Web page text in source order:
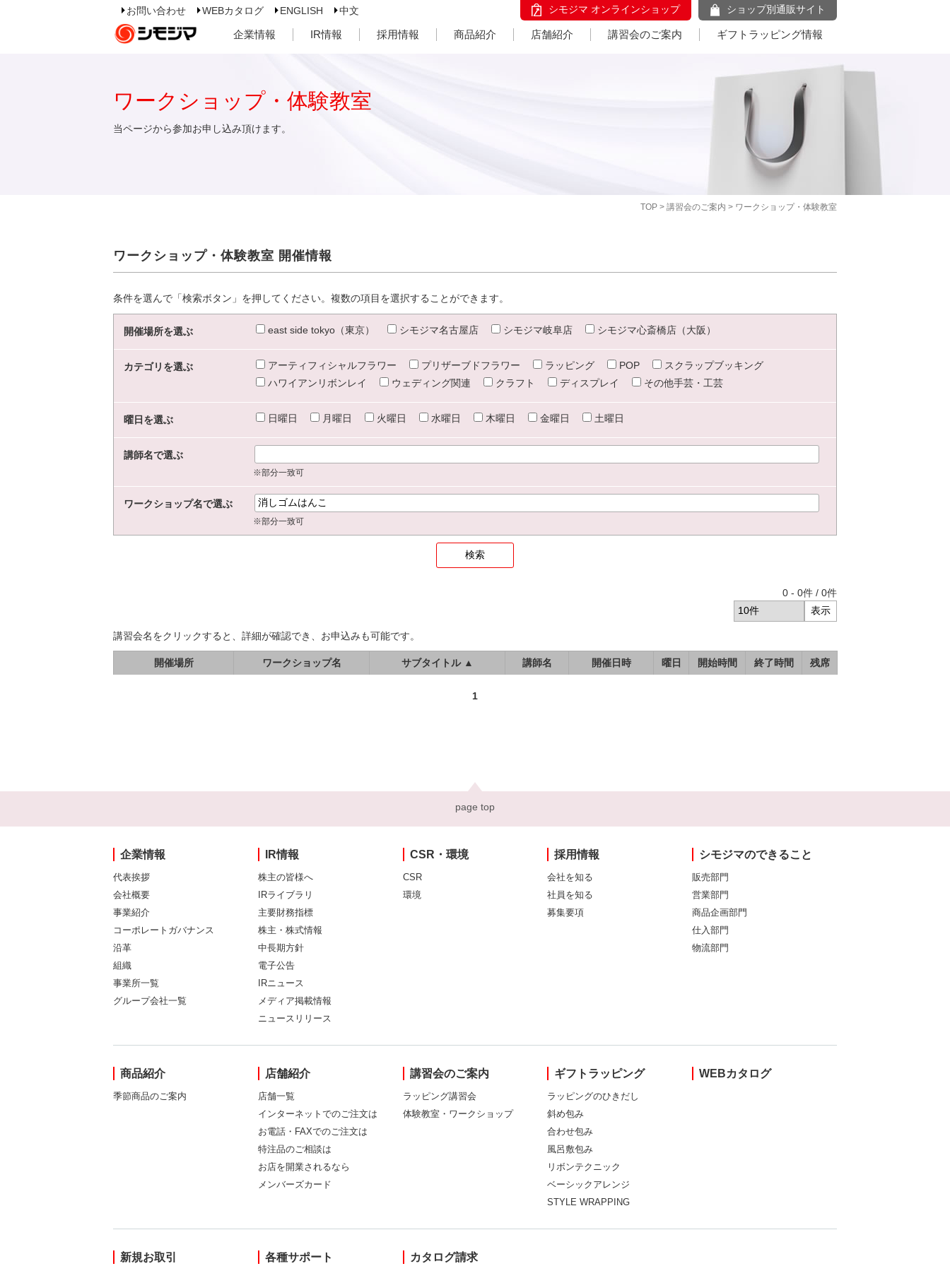
お問い合わせ WEBカタログ ENGLISH 中文 シモジマ オンラインショップ ショップ別通販サイト
企業情報 IR情報 採用情報 商品紹介 店舗紹介 講習会のご案内 ギフトラッピング情報
TOP > 講習会のご案内 > ワークショップ・体験教室
ワークショップ・体験教室
当ページから参加お申し込み頂けます。
ワークショップ・体験教室 開催情報
条件を選んで「検索ボタン」を押してください。複数の項目を選択することができます。
開催場所を選ぶ east side tokyo（東京） シモジマ名古屋店 シモジマ岐阜店 シモジマ心斎橋店（大阪）
カテゴリを選ぶ アーティフィシャルフラワー プリザーブドフラワー ラッピング POP
スクラップブッキング
ハワイアンリボンレイ
ウェディング関連 クラフト ディスプレイ その他手芸・工芸
曜日を選ぶ 日曜日 月曜日 火曜日 水曜日 木曜日 金曜日 土曜日
講師名で選ぶ
※部分一致可
ワークショップ名で選ぶ
※部分一致可
0 - 0件 / 0件
講習会名をクリックすると、詳細が確認でき、お申込みも可能です。
開催場所 ワークショップ名 サブタイトル ▲ 講師名 開催日時 曜日 開始時間 終了時間 残席
1
page top
企業情報
代表挨拶
会社概要
事業紹介
コーポレートガバナンス
沿革
組織
事業所一覧
グループ会社一覧
IR情報
株主の皆様へ
IRライブラリ
主要財務指標
株主・株式情報
中長期方針
電子公告
IRニュース
メディア掲載情報
ニュースリリース
CSR・環境
CSR
環境
採用情報
会社を知る
社員を知る
募集要項
シモジマのできること
販売部門
営業部門
商品企画部門
仕入部門
物流部門
商品紹介
季節商品のご案内
店舗紹介
店舗一覧
インターネットでのご注文は
お電話・FAXでのご注文は
特注品のご相談は
お店を開業されるなら
メンバーズカード
講習会のご案内
ラッピング講習会
体験教室・ワークショップ
ギフトラッピング
ラッピングのひきだし
斜め包み
合わせ包み
風呂敷包み
リボンテクニック
ベーシックアレンジ
STYLE WRAPPING
WEBカタログ
新規お取引 各種サポート カタログ請求